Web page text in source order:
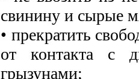
свинину и сырые
• прекратить
от контакта с
грызунами;